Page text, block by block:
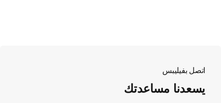
اتصل بفيليبس
يسعدنا مساعدتك